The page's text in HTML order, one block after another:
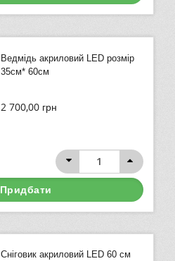
Ведмідь акриловий LED розмір
35см* 60см
2 700,00 грн
Придбати
Сніговик акриловий LED 60 см